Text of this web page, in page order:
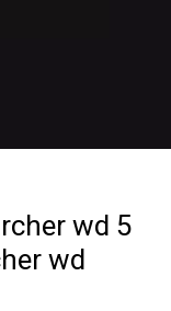
wd 5
wd